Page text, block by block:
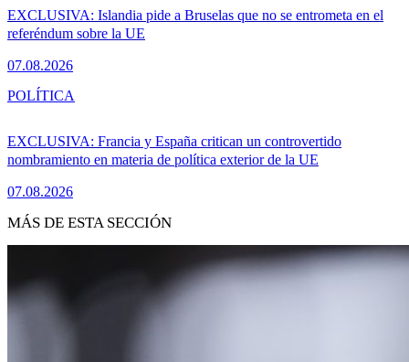
EXCLUSIVA: Islandia pide a Bruselas que no se entrometa en el
referéndum sobre la UE
07.08.2026
EXCLUSIVA: Francia y España critican un controvertido
nombramiento en materia de política exterior de la UE
07.08.2026
POLÍTICA
MÁS DE ESTA SECCIÓN